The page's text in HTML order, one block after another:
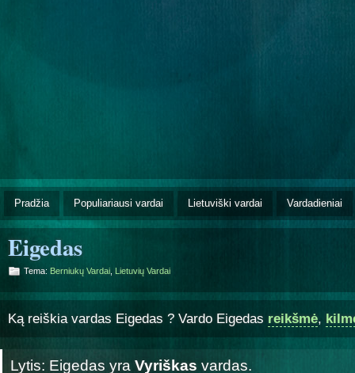
Pradžia Populiariausi vardai Lietuviški vardai Vardadieniai
Eigedas
Tema: Berniukų Vardai Lietuvių Vardai
Ką reiškia vardas Eigedas ? Vardo Eigedas reikšmė,
Lytis: Eigedas yra Vyriškas vardas.